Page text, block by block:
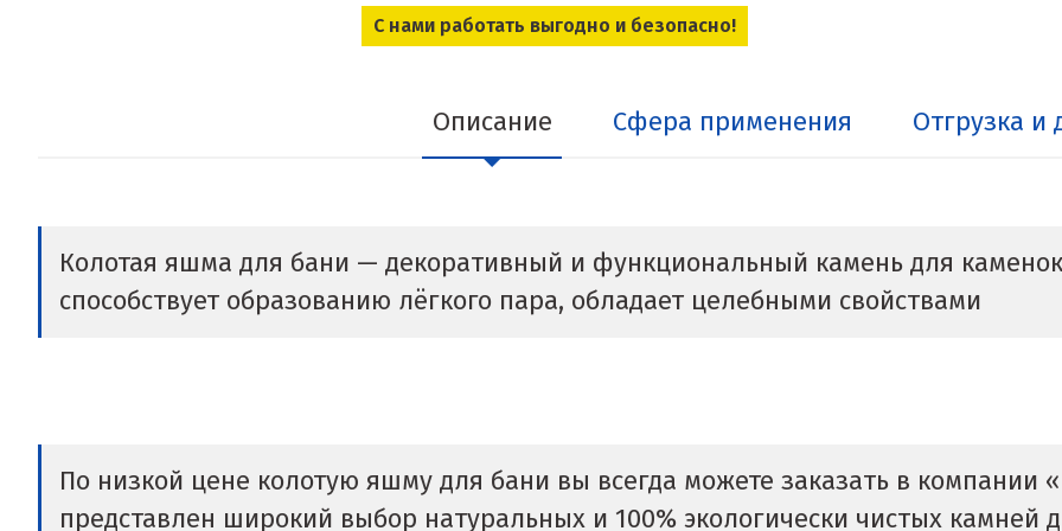
С нами работать выгодно и безопасно!
Описание Сфера применения Отгрузка и
Колотая яшма для бани — декоративный и функциональный камень для
способствует образованию лёгкого пара, обладает целебными свойствами
По низкой цене колотую яшму для бани вы всегда можете заказать в компании
представлен широкий выбор натуральных и 100% экологически чистых